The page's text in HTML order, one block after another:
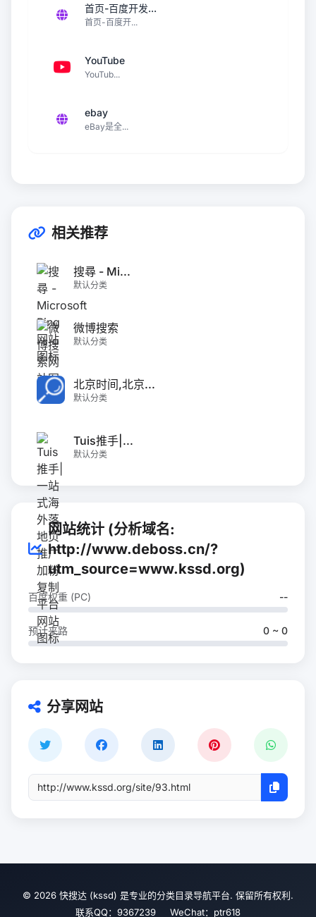
首页-百度开发...
首页-百度开...
YouTube
YouTub...
ebay
eBay是全...
相关推荐
搜尋 - Mi...
默认分类
微博搜索
默认分类
北京时间,北京...
默认分类
Tuis推手|...
默认分类
网站统计 (分析域名:
http://www.deboss.cn/?
utm_source=www.kssd.org)
百度权重 (PC) --
预计来路 0 ~ 0
分享网站
© 2026 快搜达 (kssd) 是专业的分类目录导航平台. 保留所有权利.
联系QQ：9367239 WeChat：ptr618